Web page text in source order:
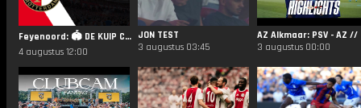
Feyenoord: 🏟️ DE KUIP CUP STORIES | 2026-2027
4 augustus 12:00
JON TEST
3 augustus 03:45
3 augustus 00:00